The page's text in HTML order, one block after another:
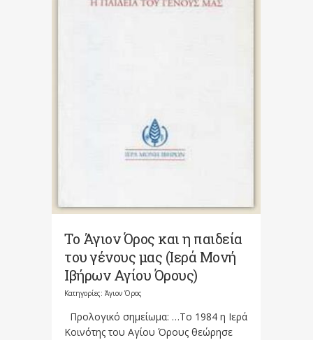
Το Άγιον Όρος και η παιδεία
του γένους μας (Ιερά Μονή
Ιβήρων Αγίου Όρους)
Κατηγορίες: Άγιον Όρος
Προλογικό σημείωμα: …Το 1984 η Ιερά
Κοινότης του Αγίου Όρους θεώρη­σε